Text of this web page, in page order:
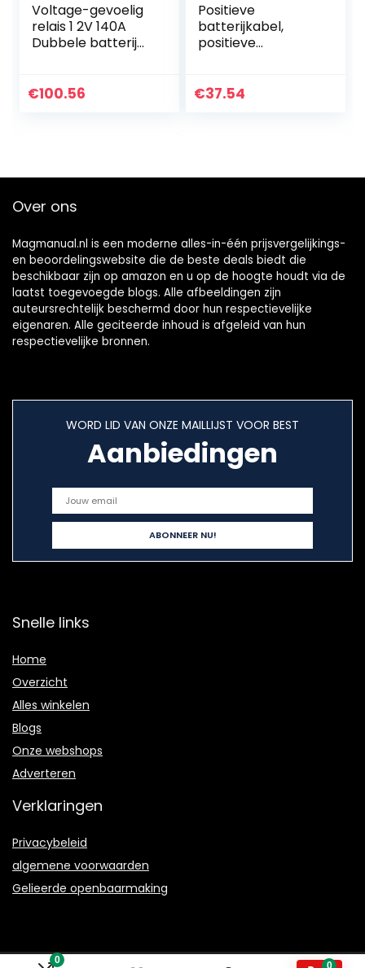
0
0
Voltage-gevoelig
relais 1 2V 140A
Dubbele batterij
VSR Voltage split
€100.56
Positieve
batterijkabel,
positieve
geleidbaarheid
€37.54
Over ons
Magmanual.nl is een moderne alles-in-één prijsvergelijkings-
en beoordelingswebsite die de beste deals biedt die
beschikbaar zijn op amazon en u op de hoogte houdt via de
laatst toegevoegde blogs. Alle afbeeldingen zijn
auteursrechtelijk beschermd door hun respectievelijke
eigenaren. Alle geciteerde inhoud is afgeleid van hun
respectievelijke bronnen.
WORD LID VAN ONZE MAILLIJST VOOR BEST
Aanbiedingen
Snelle links
Home
Overzicht
Alles winkelen
Blogs
Onze webshops
Adverteren
Verklaringen
Privacybeleid
algemene voorwaarden
Gelieerde openbaarmaking